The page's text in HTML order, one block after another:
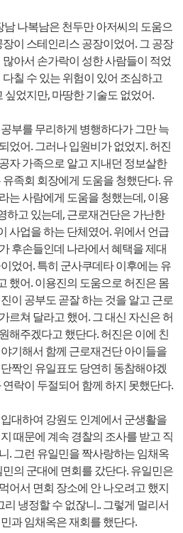
나복남은 천두만 아저씨의 도움으
이 스테인리스 공장이었어. 그 공장
아서 손가락이 성한 사람들이 적었
칠 수 있는 위험이 있어 조심하고
싶었지만, 마땅한 기술도 없었어.
부를 무리하게 병행하다가 그만 늑
었어. 그러나 입원비가 없었지. 허진
자 가족으로 알고 지내던 정보살한
족회 회장에게 도움을 청했단다. 유
는 사람에게 도움을 청했는데, 이용
하고 있는데, 근로재건단은 가난한
사업을 하는 단체였어. 위에서 언급
후손들인데 나라에서 혜택을 제대
었어. 특히 군사쿠데타 이후에는 유
했어. 이용진의 도움으로 허진은 몸
이 공부도 곧잘 하는 것을 알고 근로
르쳐 달라고 했어. 그 대신 자신은 허
해주겠다고 했단다. 허진은 이에 친
기해서 함께 근로재건단 아이들을
짝인 유일표도 당연히 동참해야겠
락이 두절되어 함께 하지 못했단다.
대하여 강원도 인계에서 군생활을
때문에 계속 경찰의 조사를 받고 직
. 그런 유일민을 짝사랑하는 임채옥
의 군대에 면회를 갔단다. 유일민은
어서 면회 장소에 안 나오려고 했지
냉정할 수 없잖니.. 그렇게 멀리서
과 임채옥은 재회를 했단다.